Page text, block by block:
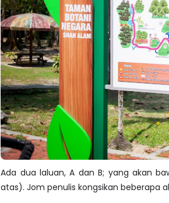
Ada dua laluan, A dan B; yang akan
atas). Jom penulis kongsikan beberapa